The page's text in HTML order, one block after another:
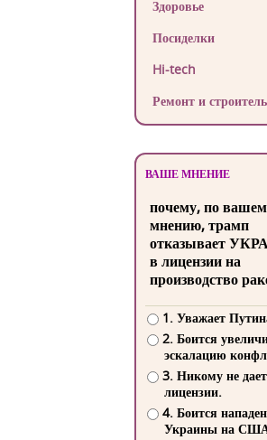
Здоровье
Посиделки
Hi-tech
Ремонт и
ВАШЕ МНЕНИЕ
почему, по
мнению, трамп
отказывает
в лицензии на
производство
1. Уважает
2. Боится
эскалацию
3. Никому не
лицензии.
4. Боится
Украины на